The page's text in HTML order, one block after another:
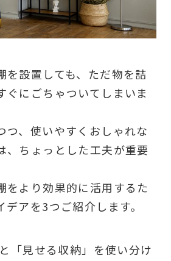
を設置しても、ただ物を詰
ぐにごちゃついてしまいま
つ、使いやすくおしゃれな
、ちょっとした工夫が重要
をより効果的に活用するた
アを3つご紹介します。
「見せる収納」を使い分け